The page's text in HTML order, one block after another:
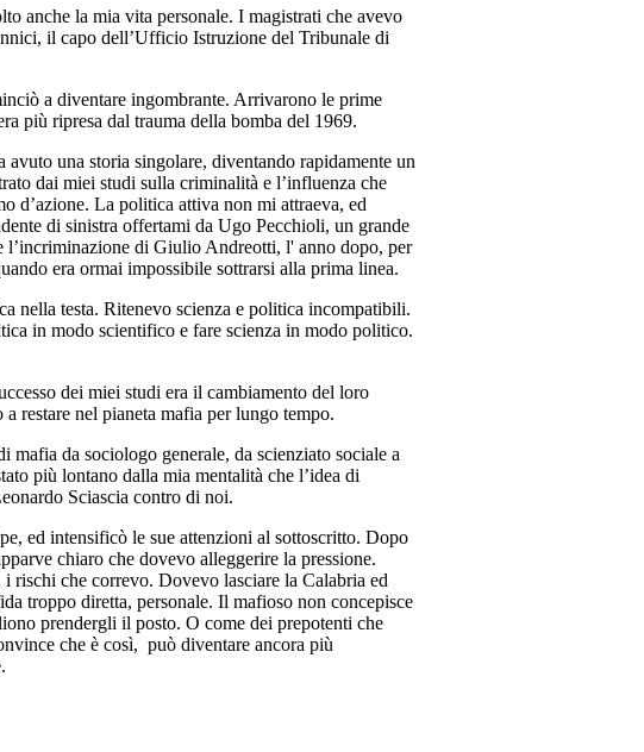
anche la mia vita personale. I magistrati che avevo
il capo dell’Ufficio Istruzione del Tribunale di
a diventare ingombrante. Arrivarono le prime
più ripresa dal trauma della bomba del 1969.
avuto una storia singolare, diventando rapidamente un
dai miei studi sulla criminalità e l’influenza che
d’azione. La politica attiva non mi attraeva, ed
di sinistra offertami da Ugo Pecchioli, un grande
di Giulio Andreotti, l' anno dopo, per
era ormai impossibile sottrarsi alla prima linea.
nella testa. Ritenevo scienza e politica incompatibili.
in modo scientifico e fare scienza in modo politico.
dei miei studi era il cambiamento del loro
restare nel pianeta mafia per lungo tempo.
da sociologo generale, da scienziato sociale a
più lontano dalla mia mentalità che l’idea di
Sciascia contro di noi.
ed intensificò le sue attenzioni al sottoscritto. Dopo
chiaro che dovevo alleggerire la pressione.
che correvo. Dovevo lasciare la Calabria ed
troppo diretta, personale. Il mafioso non concepisce
prendergli il posto. O come dei prepotenti che
che è così, può diventare ancora più